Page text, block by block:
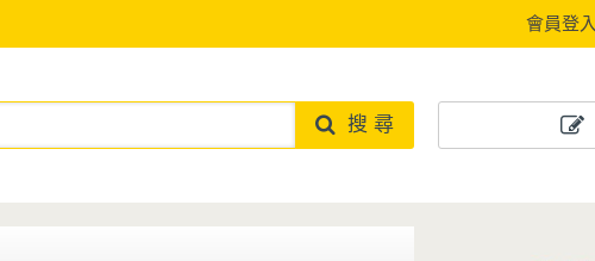
會員登入
搜 尋